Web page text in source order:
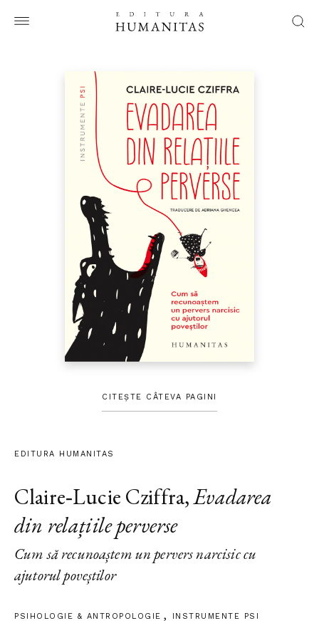
CITEȘTE CÂTEVA PAGINI
EDITURA HUMANITAS
Claire‑Lucie Cziffra,Evadarea
din relațiile perverse
Cum să recunoaștem un pervers narcisic cu
ajutorul poveștilor
PSIHOLOGIE & ANTROPOLOGIE INSTRUMENTE PSI